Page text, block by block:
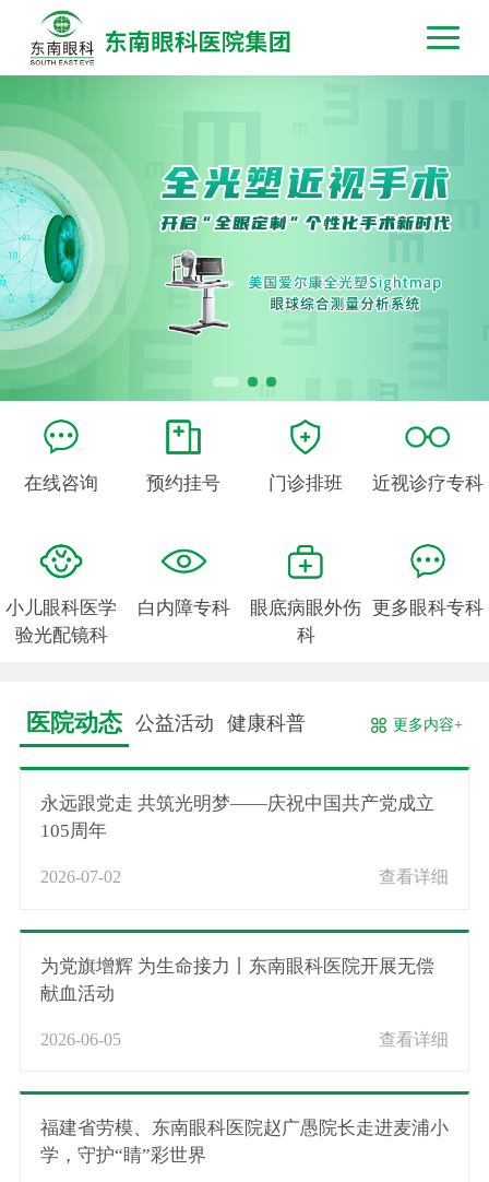
在线咨询 预约挂号 门诊排班 近视诊疗专科
小儿眼科医学
验光配镜科
白内障专科
眼底病眼外伤
科
更多眼科专科
医院动态 公益活动 健康科普 更多内容+
永远跟党走 共筑光明梦——庆祝中国共产党成立
105周年
2026-07-02 查看详细
为党旗增辉 为生命接力丨东南眼科医院开展无偿
献血活动
2026-06-05 查看详细
福建省劳模、东南眼科医院赵广愚院长走进麦浦小
学，守护“睛”彩世界